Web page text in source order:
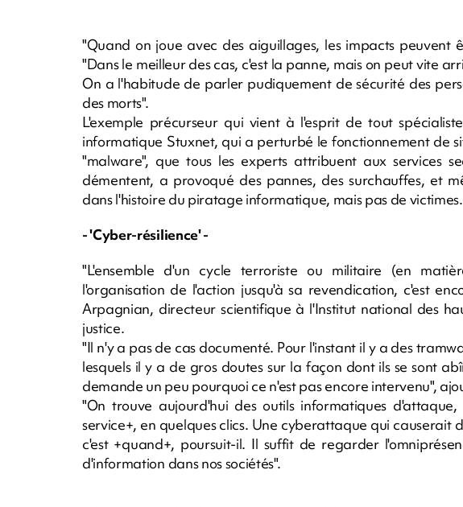
"Quand on joue avec des aiguillages, les impacts peuvent
"Dans le meilleur des cas, c'est la panne, mais on peut vite
On a l'habitude de parler pudiquement de sécurité des
des morts".
L'exemple précurseur qui vient à l'esprit de tout
informatique Stuxnet, qui a perturbé le fonctionnement de
"malware", que tous les experts attribuent aux services
démentent, a provoqué des pannes, des surchauffes, et
dans l'histoire du piratage informatique, mais pas de victimes.
- 'Cyber-résilience' -
"L'ensemble d'un cycle terroriste ou militaire (en
l'organisation de l'action jusqu'à sa revendication, c'est
Arpagnian, directeur scientifique à l'Institut national des
justice.
"Il n'y a pas de cas documenté. Pour l'instant il y a des
lesquels il y a de gros doutes sur la façon dont ils se sont
demande un peu pourquoi ce n'est pas encore intervenu",
"On trouve aujourd'hui des outils informatiques
service+, en quelques clics. Une cyberattaque qui causerait
c'est +quand+, poursuit-il. Il suffit de regarder
d'information dans nos sociétés".